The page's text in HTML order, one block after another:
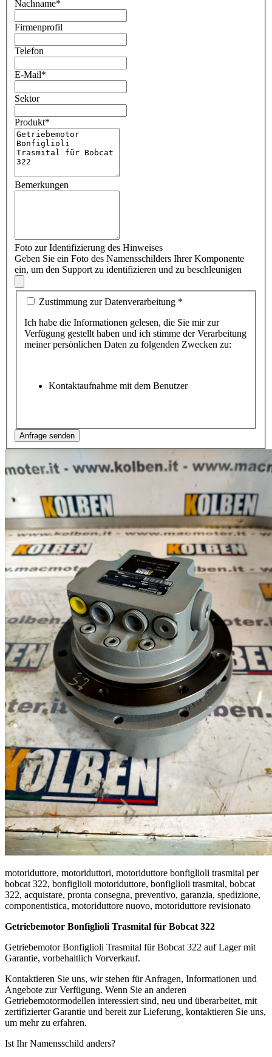
Nachname*
Firmenprofil
Telefon
E-Mail*
Sektor
Produkt*
Bemerkungen
Foto zur Identifizierung des Hinweises
Geben Sie ein Foto des Namensschilders Ihrer Komponente
ein, um den Support zu identifizieren und zu beschleunigen
Zustimmung zur Datenverarbeitung *
Ich habe die Informationen gelesen, die Sie mir zur
Verfügung gestellt haben und ich stimme der Verarbeitung
meiner persönlichen Daten zu folgenden Zwecken zu:
Kontaktaufnahme mit dem Benutzer
motoriduttore, motoriduttori, motoriduttore bonfiglioli trasmital per
bobcat 322, bonfiglioli motoriduttore, bonfiglioli trasmital, bobcat
322, acquistare, pronta consegna, preventivo, garanzia, spedizione,
componentistica, motoriduttore nuovo, motoriduttore revisionato
Getriebemotor Bonfiglioli Trasmital für Bobcat 322
Getriebemotor Bonfiglioli Trasmital für Bobcat 322 auf Lager mit
Garantie, vorbehaltlich Vorverkauf.
Kontaktieren Sie uns, wir stehen für Anfragen, Informationen und
Angebote zur Verfügung. Wenn Sie an anderen
Getriebemotormodellen interessiert sind, neu und überarbeitet, mit
zertifizierter Garantie und bereit zur Lieferung, kontaktieren Sie uns,
um mehr zu erfahren.
Ist Ihr Namensschild anders?